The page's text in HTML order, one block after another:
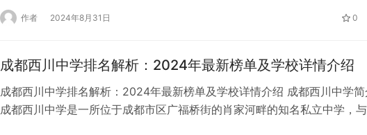
的京东e卡回收平台是一个涉及多方面考量的决策。用户应根据自己的实际
作者 2024年8月31日 0
成都西川中学排名解析：2024年最新榜单及学校详情介绍
成都西川中学排名解析：2024年最新榜单及学校详情介绍 成都西川中学简
成都西川中学是一所位于成都市区广福桥街的肖家河畔的知名私立中学，与